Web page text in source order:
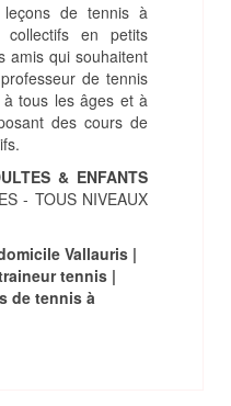
leçons de tennis à
en petits
amis qui souhaitent
de tennis
tous les âges et à
des cours de
& ENFANTS
- TOUS NIVEAUX
Vallauris |
tennis |
de tennis à